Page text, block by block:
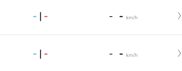
- | - - - km/h
- | - - - km/h